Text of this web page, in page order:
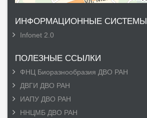
ИНФОРМАЦИОННЫЕ СИСТЕМЫ
Infonet 2.0
ПОЛЕЗНЫЕ ССЫЛКИ
ФНЦ Биоразнообразия ДВО РАН
ДВГИ ДВО РАН
ИАПУ ДВО РАН
ННЦМБ ДВО РАН